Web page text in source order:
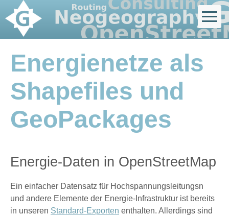
Energienetze als
Shapefiles und
GeoPackages
Energie-Daten in OpenStreetMap
Ein einfacher Datensatz für Hochspannungsleitungsn
und andere Elemente der Energie-Infrastruktur ist bereits
in unseren Standard-Exporten enthalten. Allerdings sind